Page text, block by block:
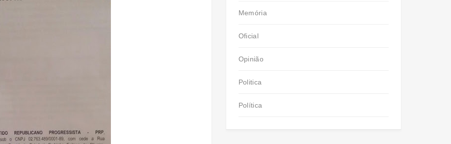
Memória
Oficial
Opinião
Politica
Política